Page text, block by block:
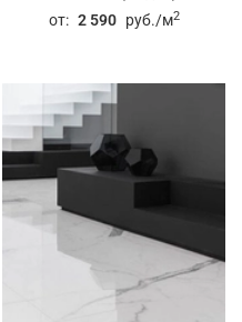
от: 2 590 руб./м2